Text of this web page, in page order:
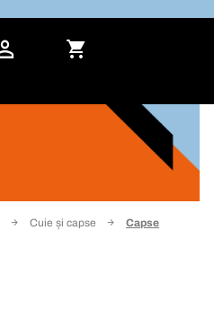
Cuie și capse Capse